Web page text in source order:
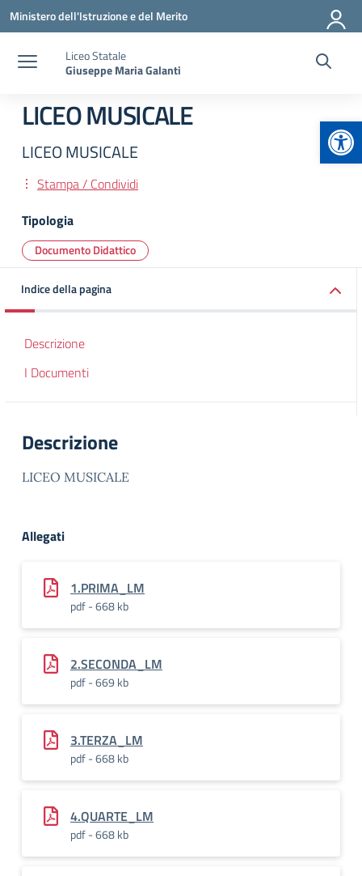
Vai ai contenuti
Vai al menu di navigazione
Vai al footer
Ministero dell'Istruzione e del Merito
Liceo Statale
Giuseppe Maria Galanti
LICEO MUSICALE
LICEO MUSICALE
Stampa / Condividi
Tipologia
Documento Didattico
Indice della pagina
Descrizione
I Documenti
Descrizione
LICEO MUSICALE
Allegati
1.PRIMA_LM
pdf - 668 kb
2.SECONDA_LM
pdf - 669 kb
3.TERZA_LM
pdf - 668 kb
4.QUARTE_LM
pdf - 668 kb